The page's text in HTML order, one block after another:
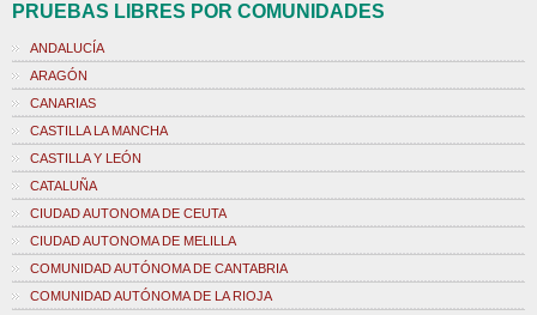
PRUEBAS LIBRES POR COMUNIDADES
ANDALUCÍA
ARAGÓN
CANARIAS
CASTILLA LA MANCHA
CASTILLA Y LEÓN
CATALUÑA
CIUDAD AUTONOMA DE CEUTA
CIUDAD AUTONOMA DE MELILLA
COMUNIDAD AUTÓNOMA DE CANTABRIA
COMUNIDAD AUTÓNOMA DE LA RIOJA